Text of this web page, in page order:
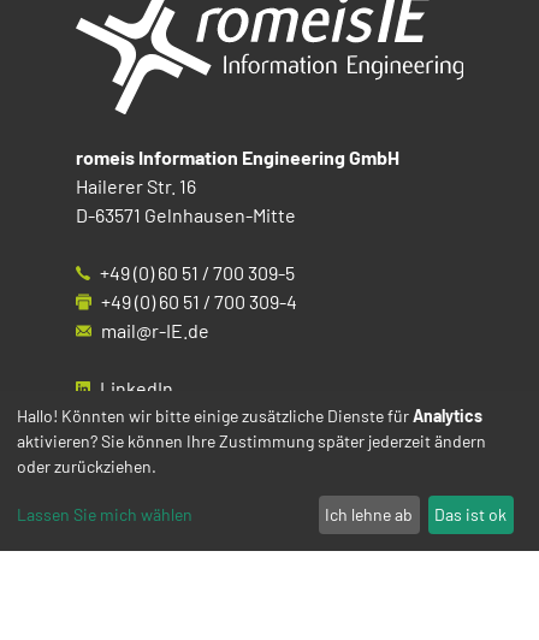
romeis Information Engineering GmbH
Hailerer Str. 16
D-63571 Gelnhausen-Mitte
+49 (0) 60 51 / 700 309-5
+49 (0) 60 51 / 700 309-4
mail@r-IE.de
LinkedIn
Instagram
Facebook
YouTube
Hallo! Könnten wir bitte einige zusätzliche Dienste fürAnalytics
aktivieren? Sie können Ihre Zustimmung später jederzeit ändern
oder zurückziehen.
Lassen Sie mich wählen Ich lehne ab Das ist ok